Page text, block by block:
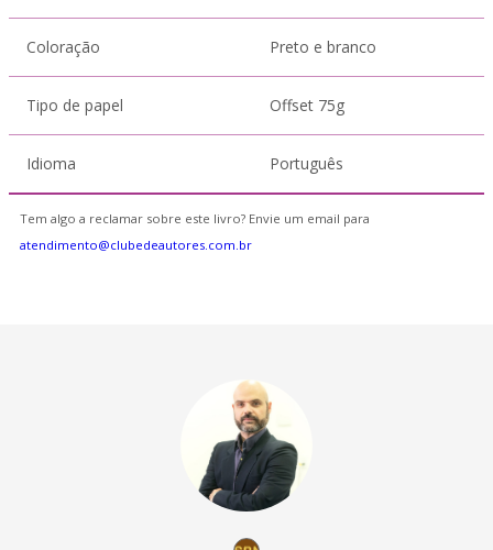
Coloração Preto e branco
Tipo de papel Offset 75g
Idioma Português
Tem algo a reclamar sobre este livro? Envie um email para
atendimento@clubedeautores.com.br